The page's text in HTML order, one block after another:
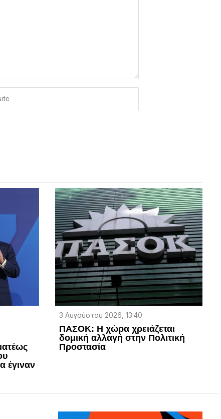
έγιναν
3 Αυγούστου 2026, 13:40
ΠΑΣΟΚ: Η χώρα χρειάζεται
δομική αλλαγή στην Πολιτική
Προστασία